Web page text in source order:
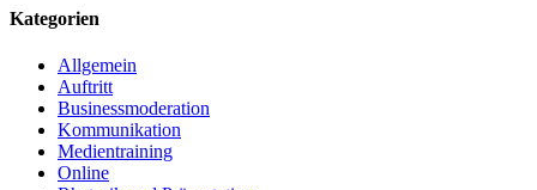
Kategorien
Allgemein
Auftritt
Businessmoderation
Kommunikation
Medientraining
Online